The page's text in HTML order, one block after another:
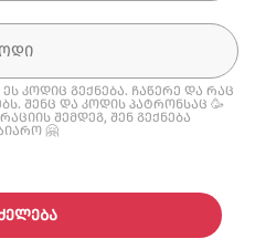
კოდიც გექნება. ჩაწერე და რაც
შენც და კოდის პატრონსაც 🥳
შემდეგ, შენ გექნება
🤗